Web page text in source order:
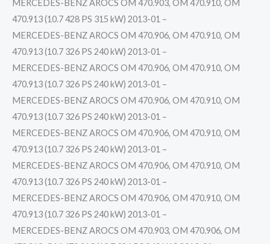
MERCEDES-BENZ AROCS OM 470.903, OM 470.910, OM
470.913 (10.7 428 PS 315 kW) 2013-01 –
MERCEDES-BENZ AROCS OM 470.906, OM 470.910, OM
470.913 (10.7 326 PS 240 kW) 2013-01 –
MERCEDES-BENZ AROCS OM 470.906, OM 470.910, OM
470.913 (10.7 326 PS 240 kW) 2013-01 –
MERCEDES-BENZ AROCS OM 470.906, OM 470.910, OM
470.913 (10.7 326 PS 240 kW) 2013-01 –
MERCEDES-BENZ AROCS OM 470.906, OM 470.910, OM
470.913 (10.7 326 PS 240 kW) 2013-01 –
MERCEDES-BENZ AROCS OM 470.906, OM 470.910, OM
470.913 (10.7 326 PS 240 kW) 2013-01 –
MERCEDES-BENZ AROCS OM 470.906, OM 470.910, OM
470.913 (10.7 326 PS 240 kW) 2013-01 –
MERCEDES-BENZ AROCS OM 470.903, OM 470.906, OM